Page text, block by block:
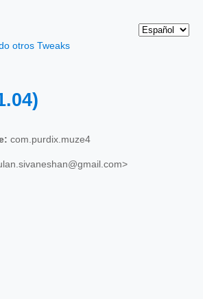
otros Tweaks
com.purdix.muze4